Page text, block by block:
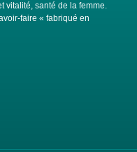
vitalité, santé de la femme.
faire « fabriqué en